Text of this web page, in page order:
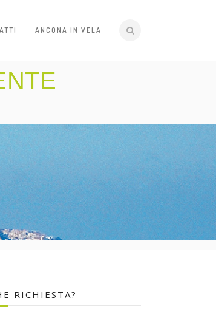
ANCONA IN VELA
RICHIESTA?